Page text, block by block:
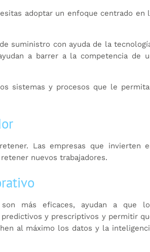
adoptar un enfoque centrado en
suministro con ayuda de la
a barrer a la competencia de
sistemas y procesos que le
Las empresas que invierten
nuevos trabajadores.
más eficaces, ayudan a que
y prescriptivos y permitir
al máximo los datos y la